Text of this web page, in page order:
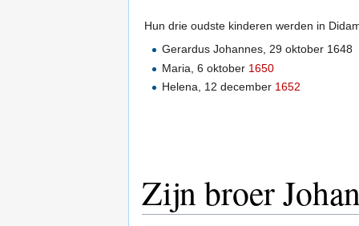
Hun drie oudste kinderen werden in
Gerardus Johannes, 29 oktober 1648
Maria, 6 oktober 1650
Helena, 12 december 1652
Zijn broer